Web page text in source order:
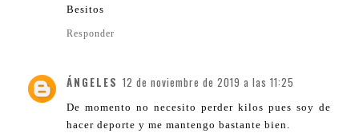
Besitos
Responder
ÁNGELES 12 de noviembre de 2019 a las 11:25
De momento no necesito perder kilos pues soy de
hacer deporte y me mantengo bastante bien.